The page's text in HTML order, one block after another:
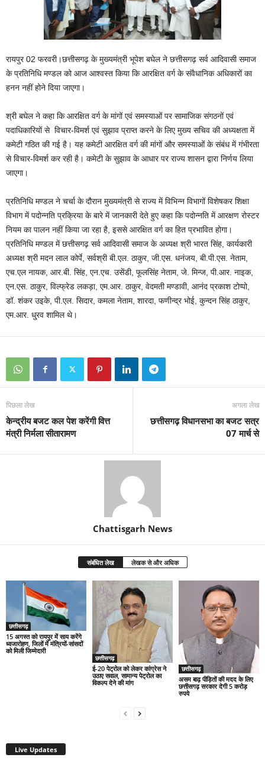
रायपुर 02 फरवरी।छत्तीसगढ़ के मुख्यमंत्री भूपेश बघेल ने छत्तीसगढ़ सर्व आदिवासी समाज
के प्रतिनिधि मण्डल को आज आश्वस्त किया कि आरक्षित वर्ग के संवैधानिक अधिकारों का
हनन नहीं होने दिया जाएगा।
श्री बघेल ने कहा कि आरक्षित वर्ग के मांगों एवं समस्याओं पर सामाजिक संगठनों एवं
पदाधिकारियों से विचार-विमर्श एवं सुझाव प्राप्त करने के लिए मुख्य सचिव की अध्यक्षता में
कमेटी गठित की गई है। यह कमेटी आरक्षित वर्ग की मांगों और समस्याओं के संबंध में गंभीरता
से विचार-विमर्श कर रही है। कमेटी के सुझाव के आधार पर राज्य शासन द्वारा निर्णय लिया
जाएगा।
प्रतिनिधि मण्डल ने चर्चा के दौरान मुख्यमंत्री से राज्य में विभिन्न विभागों विशेषकर शिक्षा
विभाग में पदोन्नति प्रक्रिया के बारे में जानकारी देते हुए कहा कि पदोन्नति में आरक्षण रोस्टर
नियम का पालन नहीं किया जा रहा है, इससे आरक्षित वर्ग का हित प्रभावित होगा।
प्रतिनिधि मण्डल में छत्तीसगढ़ सर्व आदिवासी समाज के अध्यक्ष श्री भारत सिंह, कार्यकारी
अध्यक्ष श्री मदन लाल कोर्पे, सर्वश्री बी.एल. ठाकुर, जी.एस. धनंजय, बी.पी.एस. नेताम,
एच.एल नायक, आर.बी. सिंह, एन.एच. उसेंडी, फूलसिंह नेताम, जे. मिन्ज, पी.आर. नाइक,
एन.एस. ठाकुर, विल्फ्रेड लकड़ा, एम.आर. ठाकुर, वेदमती मण्डावी, आनंद प्रकाश टोप्पो,
डॉ. शंकर उइके, पी.एल. सिदार, कमला नेताम, शारदा, फणीन्द्र भोई, कुन्दन सिंह ठाकुर,
एम.आर. धु्रव शामिल थे।
पिछला लेख
केन्द्रीय बजट कल पेश करेंगी वित्त
मंत्री निर्मला सीतारामण
अगला लेख
छत्तीसगढ़ विधानसभा का बजट सत्र
07 मार्च से
Chattisgarh News
संबंधित लेख लेखक से और अधिक
छत्तीसगढ़
15 अगस्त को रायपुर में साय करेंगे
ध्वजारोहण, जिलों में मंत्रियों-सांसदों
को मिली जिम्मेदारी
छत्तीसगढ़
ई-20 पेट्रोल को लेकर कांग्रेस ने
उठाए सवाल, सामान्य पेट्रोल का
विकल्प देने की मांग
छत्तीसगढ़
असम बाढ़ पीड़ितों की मदद के लिए
छत्तीसगढ़ सरकार देगी 5 करोड़
रुपये
Live Updates